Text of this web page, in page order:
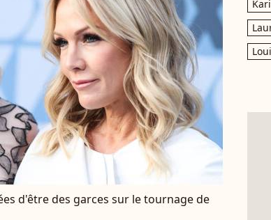
d'être des garces sur le tournage de